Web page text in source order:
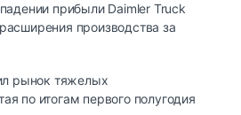
прибыли Daimler Truck
производства за
рынок тяжелых
по итогам первого полугодия